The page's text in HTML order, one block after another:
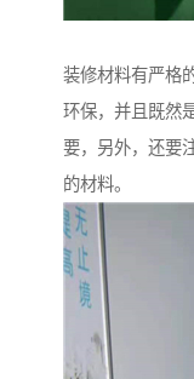
装修材料有严格
环保，并且既然
要，另外，还要
的材料。